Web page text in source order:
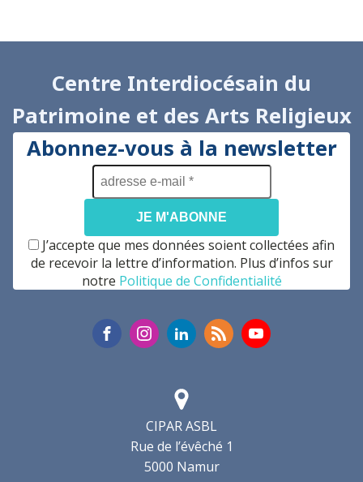
Centre Interdiocésain du
Patrimoine et des Arts Religieux
CIPAR ASBL
Rue de l’évêché 1
5000 Namur
Abonnez-vous à la newsletter
adresse
e-
mail
*
J’accepte que mes données soient collectées afin
de recevoir la lettre d’information. Plus d’infos sur
notre Politique de Confidentialité